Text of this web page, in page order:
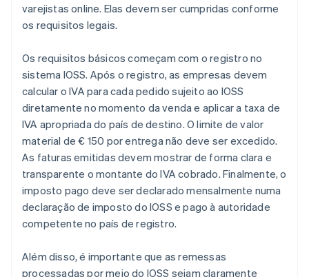
varejistas online. Elas devem ser cumpridas conforme
os requisitos legais.
Os requisitos básicos começam com o registro no
sistema IOSS. Após o registro, as empresas devem
calcular o IVA para cada pedido sujeito ao IOSS
diretamente no momento da venda e aplicar a taxa de
IVA apropriada do país de destino. O limite de valor
material de € 150 por entrega não deve ser excedido.
As faturas emitidas devem mostrar de forma clara e
transparente o montante do IVA cobrado. Finalmente, o
imposto pago deve ser declarado mensalmente numa
declaração de imposto do IOSS e pago à autoridade
competente no país de registro.
Além disso, é importante que as remessas
processadas por meio do IOSS sejam claramente